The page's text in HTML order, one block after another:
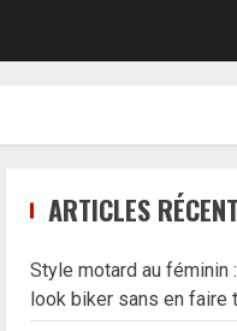
ARTICLES
Style motard au féminin
look biker sans en faire